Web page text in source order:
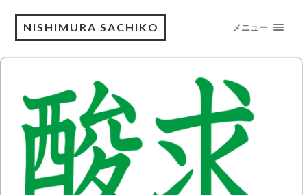
NISHIMURA SACHIKO メニュー